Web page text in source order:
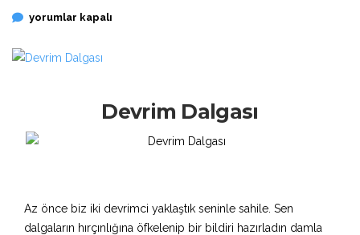
Devrim Dalgası için
yorumlar kapalı
Devrim Dalgası
Az önce biz iki devrimci yaklaştık seninle sahile. Sen
dalgaların hırçınlığına öfkelenip bir bildiri hazırladın damla